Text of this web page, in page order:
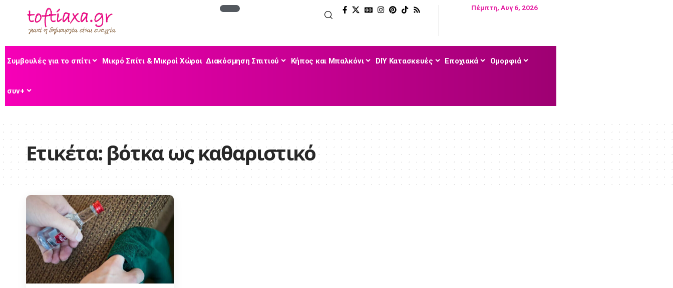
Πέμπτη, Αυγ 6, 2026
Συμβουλές για το σπίτι Μικρό Σπίτι & Μικροί Χώροι Διακόσμηση Σπιτιού Κήπος και Μπαλκόνι DIY Κατασκευές Εποχιακά Ομορφιά
συν+
Ετικέτα: βότκα ως καθαριστικό